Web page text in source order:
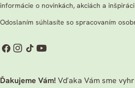
informácie o novinkách, akciách a
Odoslaním súhlasíte so spracovaním
Facebook
Instagram
TikTokYoutube
Ďakujeme Vám! Vďaka Vám sme